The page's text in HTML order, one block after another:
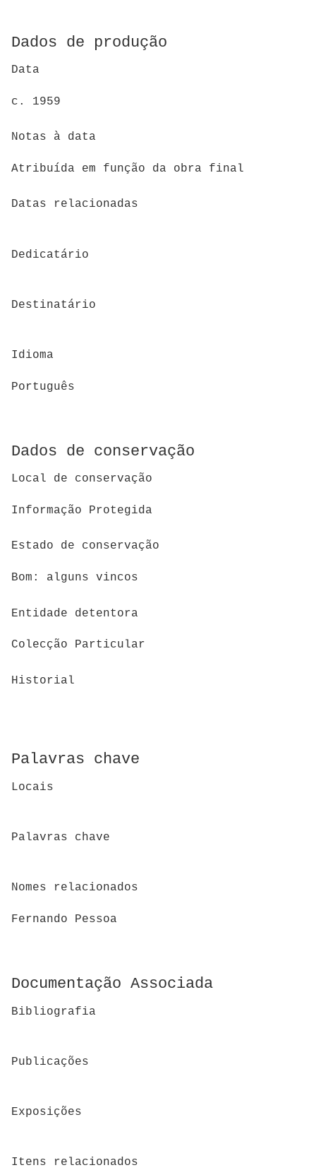
Dados de produção
Data
c. 1959
Notas à data
Atribuída em função da obra final
Datas relacionadas
Dedicatário
Destinatário
Idioma
Português
Dados de conservação
Local de conservação
Informação Protegida
Estado de conservação
Bom: alguns vincos
Entidade detentora
Colecção Particular
Historial
Palavras chave
Locais
Palavras chave
Nomes relacionados
Fernando Pessoa
Documentação Associada
Bibliografia
Publicações
Exposições
Itens relacionados